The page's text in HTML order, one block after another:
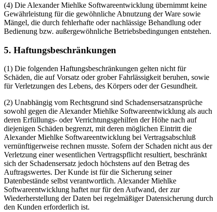
(4) Die Alexander Miehlke Softwareentwicklung übernimmt keine
Gewährleistung für die gewöhnliche Abnutzung der Ware sowie
Mängel, die durch fehlerhafte oder nachlässige Behandlung oder
Bedienung bzw. außergewöhnliche Betriebsbedingungen entstehen.
5. Haftungsbeschränkungen
(1) Die folgenden Haftungsbeschränkungen gelten nicht für
Schäden, die auf Vorsatz oder grober Fahrlässigkeit beruhen, sowie
für Verletzungen des Lebens, des Körpers oder der Gesundheit.
(2) Unabhängig vom Rechtsgrund sind Schadensersatzansprüche
sowohl gegen die Alexander Miehlke Softwareentwicklung als auch
deren Erfüllungs- oder Verrichtungsgehilfen der Höhe nach auf
diejenigen Schäden begrenzt, mit deren möglichen Eintritt die
Alexander Miehlke Softwareentwicklung bei Vertragsabschluß
vernünftigerweise rechnen musste. Sofern der Schaden nicht aus der
Verletzung einer wesentlichen Vertragspflicht resultiert, beschränkt
sich der Schadensersatz jedoch höchstens auf den Betrag des
Auftragswertes. Der Kunde ist für die Sicherung seiner
Datenbestände selbst verantwortlich. Alexander Miehlke
Softwareentwicklung haftet nur für den Aufwand, der zur
Wiederherstellung der Daten bei regelmäßiger Datensicherung durch
den Kunden erforderlich ist.